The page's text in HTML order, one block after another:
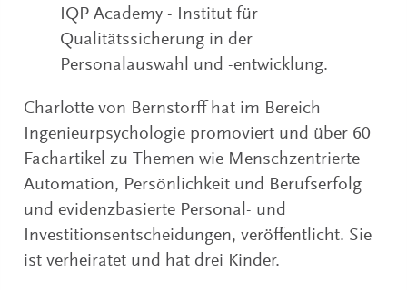
IQP Academy - Institut für
Qualitätssicherung in der
Personalauswahl und -entwicklung.
Charlotte von Bernstorff hat im Bereich
Ingenieurpsychologie promoviert und über 60
Fachartikel zu Themen wie Menschzentrierte
Automation, Persönlichkeit und Berufserfolg
und evidenzbasierte Personal- und
Investitionsentscheidungen, veröffentlicht. Sie
ist verheiratet und hat drei Kinder.